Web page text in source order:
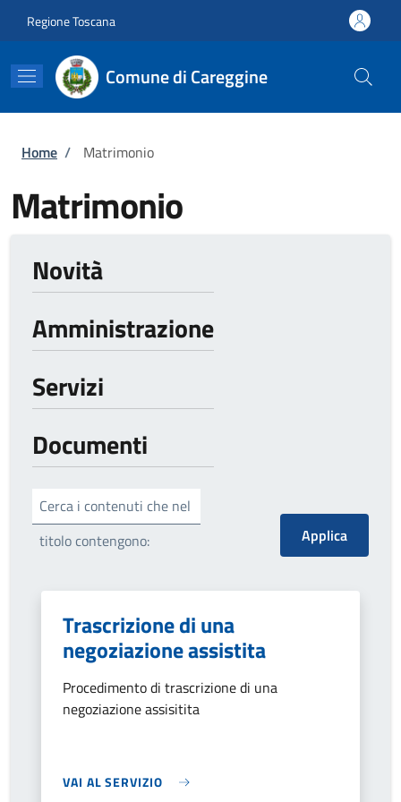
Regione Toscana
Comune di Careggine
Briciole di pane
Home / Matrimonio
Matrimonio
Novità
Amministrazione
Servizi
Documenti
Cerca i contenuti che nel
titolo contengono:
Trascrizione di una
negoziazione assistita
Procedimento di trascrizione di una
negoziazione assisitita
VAI AL SERVIZIO